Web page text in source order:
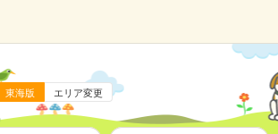
東海版 エリア変更